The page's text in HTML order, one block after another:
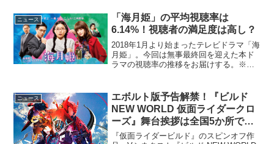
ーに...
ニュース
「海月姫」の平均視聴率は
6.14%！視聴者の満足度は高し？
2018年1月より始まったテレビドラマ「海
月姫」。今回は無事最終回を迎えた本ド
ラマの視聴率の推移をお届けする。※ビ
月クール月曜日 21:00（フジテレビ系）
ある朝、...
ニュース
エボルト版予告解禁！『ビルド
NEW WORLD 仮面ライダークロ
ーズ』舞台挨拶は全国5か所で実
施
『仮面ライダービルド』のスピンオフ作